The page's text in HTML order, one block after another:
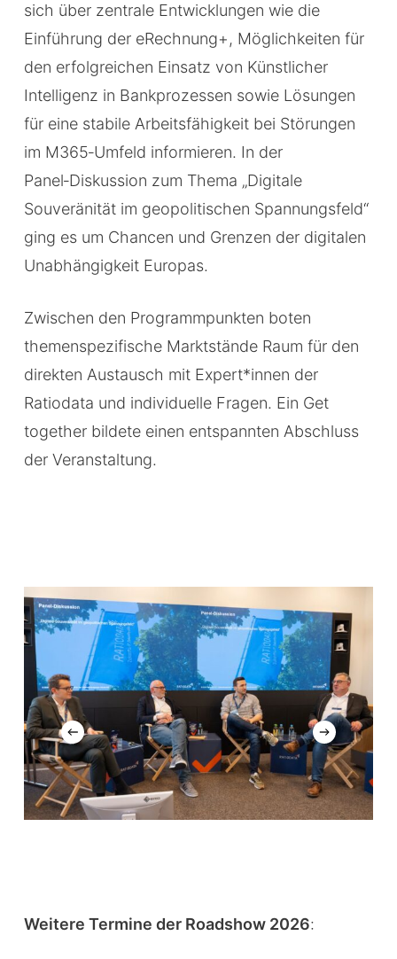
sich über zentrale Entwicklungen wie die
Einführung der eRechnung+, Möglichkeiten für
den erfolgreichen Einsatz von Künstlicher
Intelligenz in Bankprozessen sowie Lösungen
für eine stabile Arbeitsfähigkeit bei Störungen
im M365‑Umfeld informieren. In der
Panel‑Diskussion zum Thema „Digitale
Souveränität im geopolitischen Spannungsfeld“
ging es um Chancen und Grenzen der digitalen
Unabhängigkeit Europas.
Zwischen den Programmpunkten boten
themenspezifische Marktstände Raum für den
direkten Austausch mit Expert*innen der
Ratiodata und individuelle Fragen. Ein Get
together bildete einen entspannten Abschluss
der Veranstaltung.
Weitere Termine der Roadshow 2026: